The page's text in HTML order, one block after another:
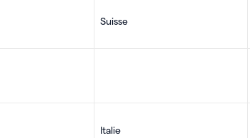
Suisse
Italie